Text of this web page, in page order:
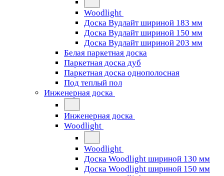
Woodlight
Доска Вудлайт шириной 183 мм
Доска Вудлайт шириной 150 мм
Доска Вудлайт шириной 203 мм
Белая паркетная доска
Паркетная доска дуб
Паркетная доска однополосная
Под теплый пол
Инженерная доска
Инженерная доска
Woodlight
Woodlight
Доска Woodlight шириной 130 мм
Доска Woodlight шириной 150 мм